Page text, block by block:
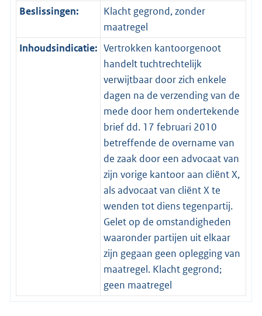
Beslissingen:
Klacht gegrond, zonder
maatregel
Inhoudsindicatie: Vertrokken kantoorgenoot
handelt tuchtrechtelijk
verwijtbaar door zich enkele
dagen na de verzending van de
mede door hem ondertekende
brief dd. 17 februari 2010
betreffende de overname van
de zaak door een advocaat van
zijn vorige kantoor aan cliënt X,
als advocaat van cliënt X te
wenden tot diens tegenpartij.
Gelet op de omstandigheden
waaronder partijen uit elkaar
zijn gegaan geen oplegging van
maatregel. Klacht gegrond;
geen maatregel